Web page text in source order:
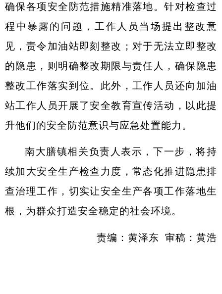
确保各项安全防范措施精准落地。针对检查过
程中暴露的问题，工作人员当场提出整改意
见，责令加油站即刻整改；对于无法立即整改
的隐患，则明确整改期限与责任人，确保隐患
整改工作落实到位。此外，工作人员还向加油
站工作人员开展了安全教育宣传活动，以此提
升他们的安全防范意识与应急处置能力。
南大膳镇相关负责人表示，下一步，将持
续加大安全生产检查力度，常态化推进隐患排
查治理工作，切实让安全生产各项工作落地生
根，为群众打造安全稳定的社会环境。
责编：黄泽东 审稿：黄浩